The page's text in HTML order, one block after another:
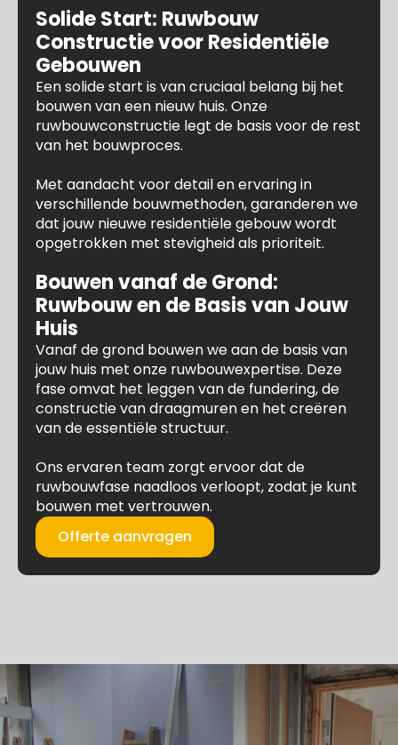
Solide Start: Ruwbouw
Constructie voor Residentiële
Gebouwen
Een solide start is van cruciaal belang bij het
bouwen van een nieuw huis. Onze
ruwbouwconstructie legt de basis voor de rest
van het bouwproces.
Met aandacht voor detail en ervaring in
verschillende bouwmethoden, garanderen we
dat jouw nieuwe residentiële gebouw wordt
opgetrokken met stevigheid als prioriteit.
Bouwen vanaf de Grond:
Ruwbouw en de Basis van Jouw
Huis
Vanaf de grond bouwen we aan de basis van
jouw huis met onze ruwbouwexpertise. Deze
fase omvat het leggen van de fundering, de
constructie van draagmuren en het creëren
van de essentiële structuur.
Ons ervaren team zorgt ervoor dat de
ruwbouwfase naadloos verloopt, zodat je kunt
bouwen met vertrouwen.
Offerte aanvragen